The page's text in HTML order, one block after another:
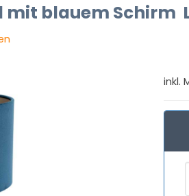
blauem Schirm
inkl.